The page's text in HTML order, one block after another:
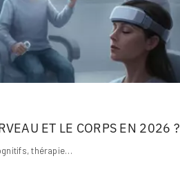
ET LE CORPS EN 2026 ?
thérapie…